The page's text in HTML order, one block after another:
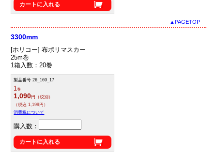
カートに入れる
▲PAGETOP
3300mm
[ホリコー] 布ポリマスカー
25m巻
1箱入数：20巻
製品番号 26_169_17
1巻
1,090円（税別）
（税込 1,199円）
消費税について
購入数：
カートに入れる